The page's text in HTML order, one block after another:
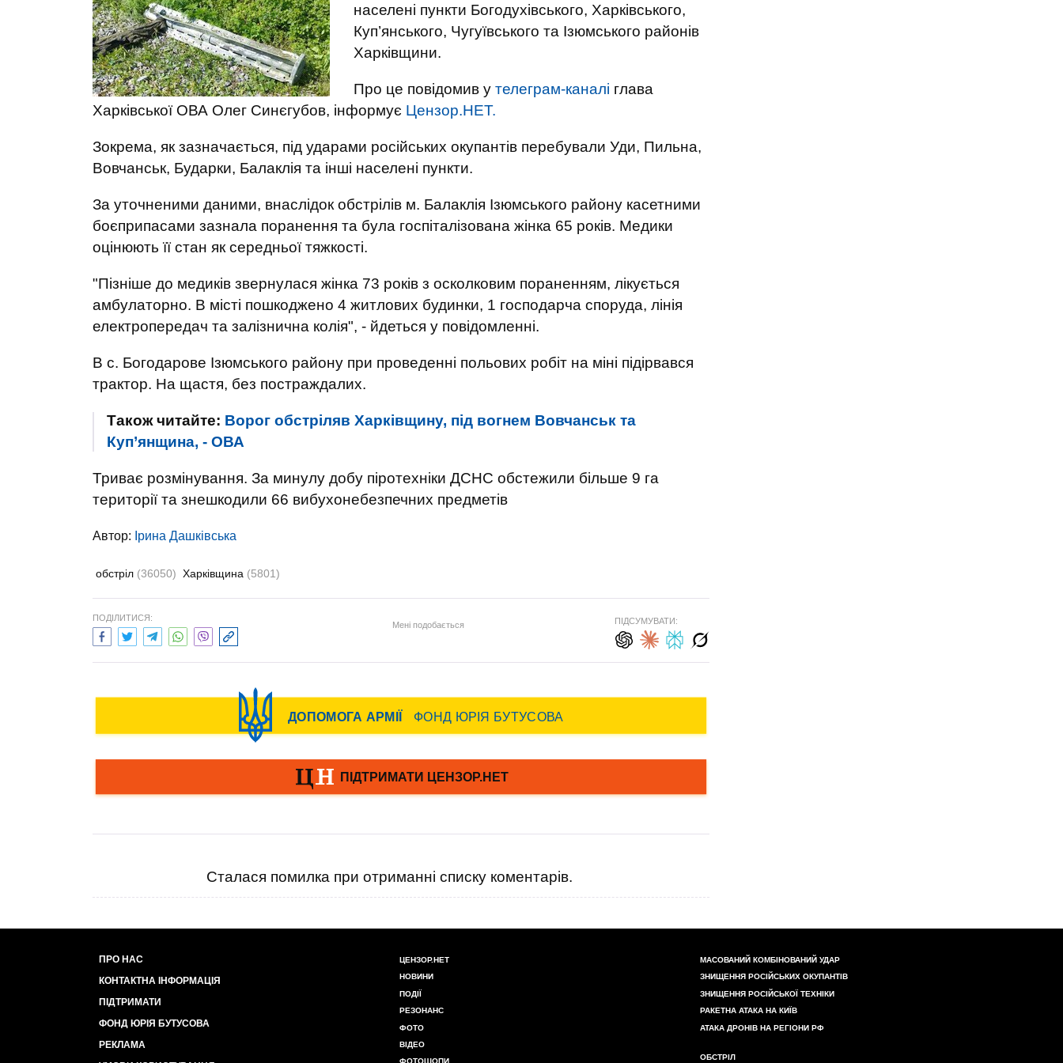
населені пункти Богодухівського, Харківського,
Куп’янського, Чугуївського та Ізюмського районів
Харківщини.
Про це повідомив у телеграм-каналі глава
Харківської ОВА Олег Синєгубов, інформує Цензор.НЕТ.
Зокрема, як зазначається, під ударами російських окупантів перебували Уди, Пильна,
Вовчанськ, Бударки, Балаклія та інші населені пункти.
За уточненими даними, внаслідок обстрілів м. Балаклія Ізюмського району касетними
боєприпасами зазнала поранення та була госпіталізована жінка 65 років. Медики
оцінюють її стан як середньої тяжкості.
"Пізніше до медиків звернулася жінка 73 років з осколковим пораненням, лікується
амбулаторно. В місті пошкоджено 4 житлових будинки, 1 господарча споруда, лінія
електропередач та залізнична колія", - йдеться у повідомленні.
В с. Богодарове Ізюмського району при проведенні польових робіт на міні підірвався
трактор. На щастя, без постраждалих.
Також читайте: Ворог обстріляв Харківщину, під вогнем Вовчанськ та
Куп’янщина, - ОВА
Триває розмінування. За минулу добу піротехніки ДСНС обстежили більше 9 га
території та знешкодили 66 вибухонебезпечних предметів
Автор: Ірина Дашківська
обстріл (36050) Харківщина (5801)
ПОДІЛИТИСЯ:
Мені подобається ПІДСУМУВАТИ:
Сталася помилка при отриманні списку коментарів.
ПРО НАС
КОНТАКТНА ІНФОРМАЦІЯ
ПІДТРИМАТИ
ФОНД ЮРІЯ БУТУСОВА
РЕКЛАМА
ЦЕНЗОР.НЕТ
НОВИНИ
ПОДІЇ
РЕЗОНАНС
ФОТО
ВІДЕО
МАСОВАНИЙ КОМБІНОВАНИЙ УДАР
ЗНИЩЕННЯ РОСІЙСЬКИХ ОКУПАНТІВ
ЗНИЩЕННЯ РОСІЙСЬКОЇ ТЕХНІКИ
РАКЕТНА АТАКА НА КИЇВ
АТАКА ДРОНІВ НА РЕГІОНИ РФ
ОБСТРІЛ